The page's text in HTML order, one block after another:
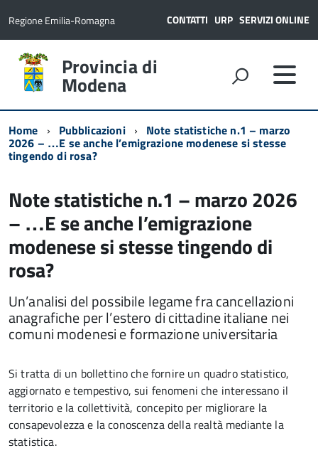
Regione Emilia-Romagna CONTATTI URP SERVIZI ONLINE
Provincia di
Modena
Home Pubblicazioni Note statistiche n.1 – marzo
2026 – …E se anche l’emigrazione modenese si stesse
tingendo di rosa?
Note statistiche n.1 – marzo 2026
– …E se anche l’emigrazione
modenese si stesse tingendo di
rosa?
Un’analisi del possibile legame fra cancellazioni
anagrafiche per l’estero di cittadine italiane nei
comuni modenesi e formazione universitaria
Si tratta di un bollettino che fornire un quadro statistico,
aggiornato e tempestivo, sui fenomeni che interessano il
territorio e la collettività, concepito per migliorare la
consapevolezza e la conoscenza della realtà mediante la
statistica.